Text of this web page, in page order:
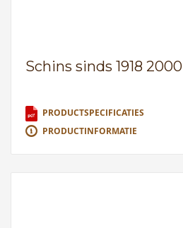
Schins sinds 1918 2000
PRODUCTSPECIFICATIES
PRODUCTINFORMATIE